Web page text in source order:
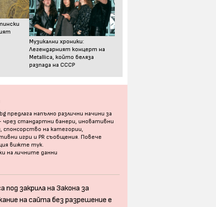
Музикални хроники:
Легендарният концерт на
Metallica, който беляза
разпада на СССР
предлага напълно различни начини за
чрез стандартни банери, иновативни
спонсорство на категории,
игри и PR съобщения. Повече
вижте тук.
на личните данни
закрила на Закона за
на сайта без разрешение е